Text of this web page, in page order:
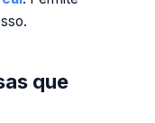
que